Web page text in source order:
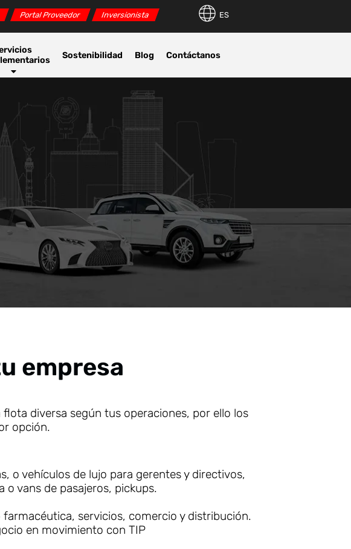
Portal Proveedor Inversionista ES
Sostenibilidad Blog Contáctanos
empresa
diversa según tus operaciones, por ello los
opción.
o vehículos de lujo para gerentes y directivos,
o vans de pasajeros, pickups.
servicios, comercio y distribución.
en movimiento con TIP